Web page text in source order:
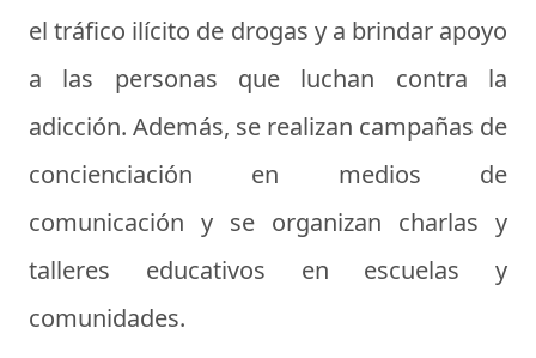
el tráfico ilícito de drogas y a brindar apoyo
a las personas que luchan contra la
adicción. Además, se realizan campañas de
concienciación en medios de
comunicación y se organizan charlas y
talleres educativos en escuelas y
comunidades.